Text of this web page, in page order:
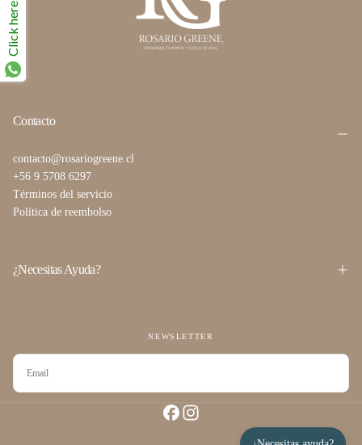
Contacto
contacto@rosariogreene.cl
+56 9 5708 6297
Términos del servicio
Política de reembolso
¿Necesitas Ayuda?
NEWSLETTER
CORREO
ELECTRÓNICO
SUSCRIBIRSE
Click here